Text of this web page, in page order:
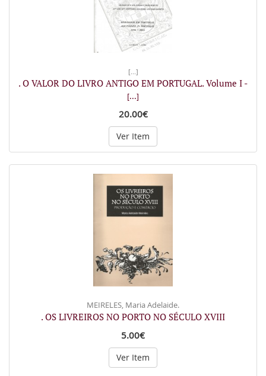
[...]
. O VALOR DO LIVRO ANTIGO EM PORTUGAL. Volume I -
[...]
20.00€
Ver Item
MEIRELES, Maria Adelaide.
. OS LIVREIROS NO PORTO NO SÉCULO XVIII
5.00€
Ver Item